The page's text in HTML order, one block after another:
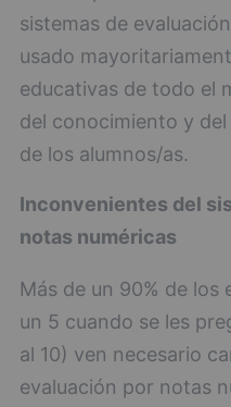
sistemas de
usado
educativas de todo el
del conocimiento y
de los alumnos/as.
Inconvenientes del
notas numéricas
Más de un 90% de los
un 5 cuando se les
al 10) ven necesario
evaluación por notas